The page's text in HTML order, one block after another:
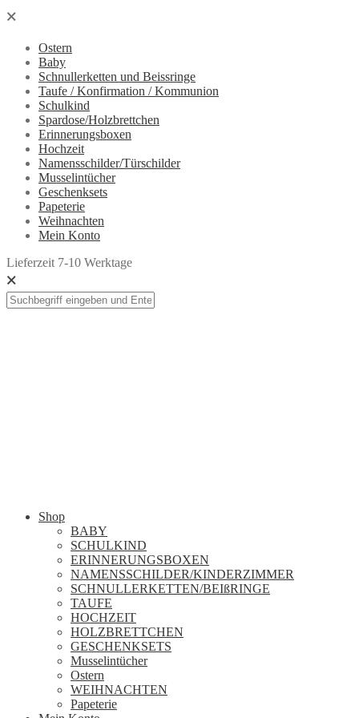
🗙
Ostern
Baby
Schnullerketten und Beissringe
Taufe / Konfirmation / Kommunion
Schulkind
Spardose/Holzbrettchen
Erinnerungsboxen
Hochzeit
Namensschilder/Türschilder
Musselintücher
Geschenksets
Papeterie
Weihnachten
Mein Konto
Lieferzeit 7-10 Werktage
🗙
Shop
BABY
SCHULKIND
ERINNERUNGSBOXEN
NAMENSSCHILDER/KINDERZIMMER
SCHNULLERKETTEN/BEIßRINGE
TAUFE
HOCHZEIT
HOLZBRETTCHEN
GESCHENKSETS
Musselintücher
Ostern
WEIHNACHTEN
Papeterie